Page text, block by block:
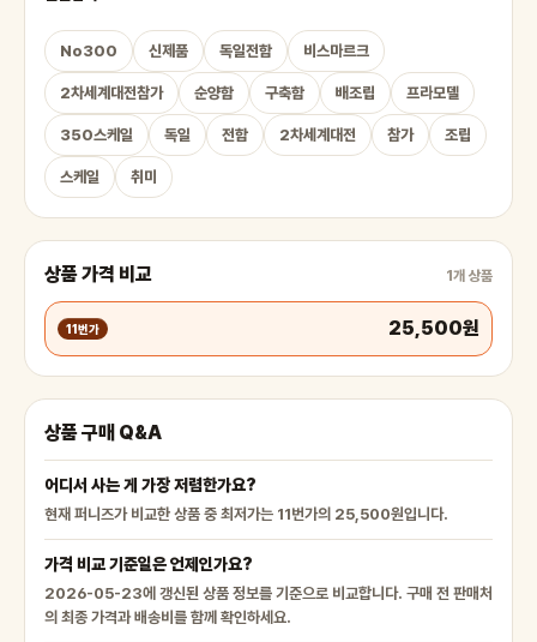
No300 신제품 독일전함 비스마르크
2차세계대전참가 순양함 구축함 배조립 프라모델
350스케일 독일 전함 2차세계대전 참가 조립
스케일 취미
상품 가격 비교 1개 상품
11번가 25,500원
상품 구매 Q&A
어디서 사는 게 가장 저렴한가요?
현재 퍼니즈가 비교한 상품 중 최저가는 11번가의 25,500원입니다.
가격 비교 기준일은 언제인가요?
2026-05-23에 갱신된 상품 정보를 기준으로 비교합니다. 구매 전 판매처
의 최종 가격과 배송비를 함께 확인하세요.